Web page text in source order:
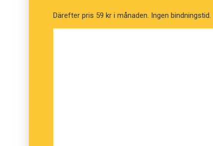
Därefter pris 59 kr i månaden. Ingen bindningstid.